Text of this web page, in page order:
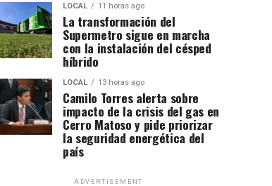
LOCAL 11 horas ago
La transformación del
Supermetro sigue en marcha
con la instalación del césped
híbrido
LOCAL 13 horas ago
Camilo Torres alerta sobre
impacto de la crisis del gas en
Cerro Matoso y pide priorizar
la seguridad energética del
país
ADVERTISEMENT